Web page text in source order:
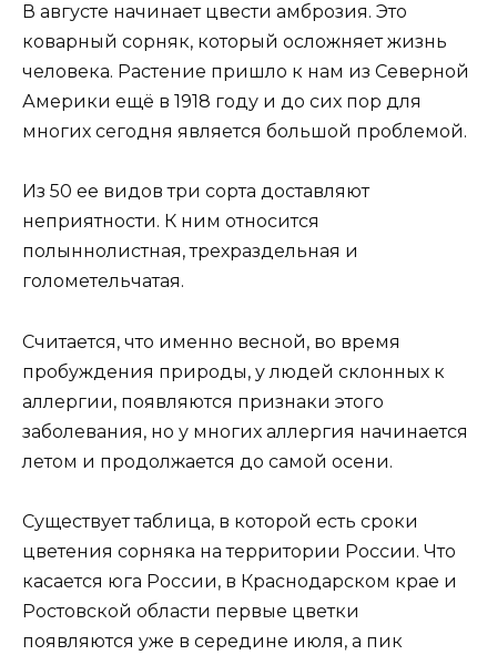
В августе начинает цвести амброзия. Это
коварный сорняк, который осложняет жизнь
человека. Растение пришло к нам из Северной
Америки ещё в 1918 году и до сих пор для
многих сегодня является большой проблемой.
Из 50 ее видов три сорта доставляют
неприятности. К ним относится
полыннолистная, трехраздельная и
голометельчатая.
Считается, что именно весной, во время
пробуждения природы, у людей склонных к
аллергии, появляются признаки этого
заболевания, но у многих аллергия начинается
летом и продолжается до самой осени.
Существует таблица, в которой есть сроки
цветения сорняка на территории России. Что
касается юга России, в Краснодарском крае и
Ростовской области первые цветки
появляются уже в середине июля, а пик